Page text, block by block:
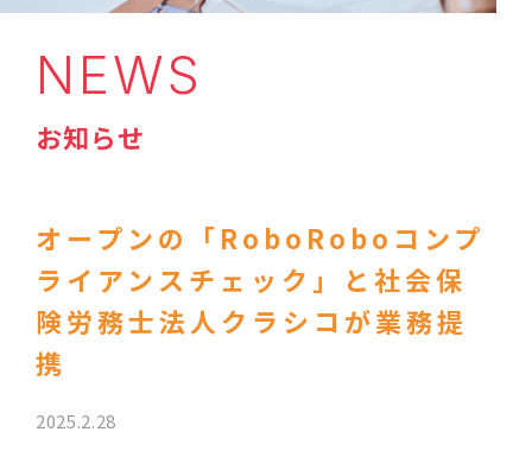
NEWS
お知らせ
オープンの「RoboRoboコンプ
ライアンスチェック」と社会保
険労務士法人クラシコが業務提
携
2025.2.28